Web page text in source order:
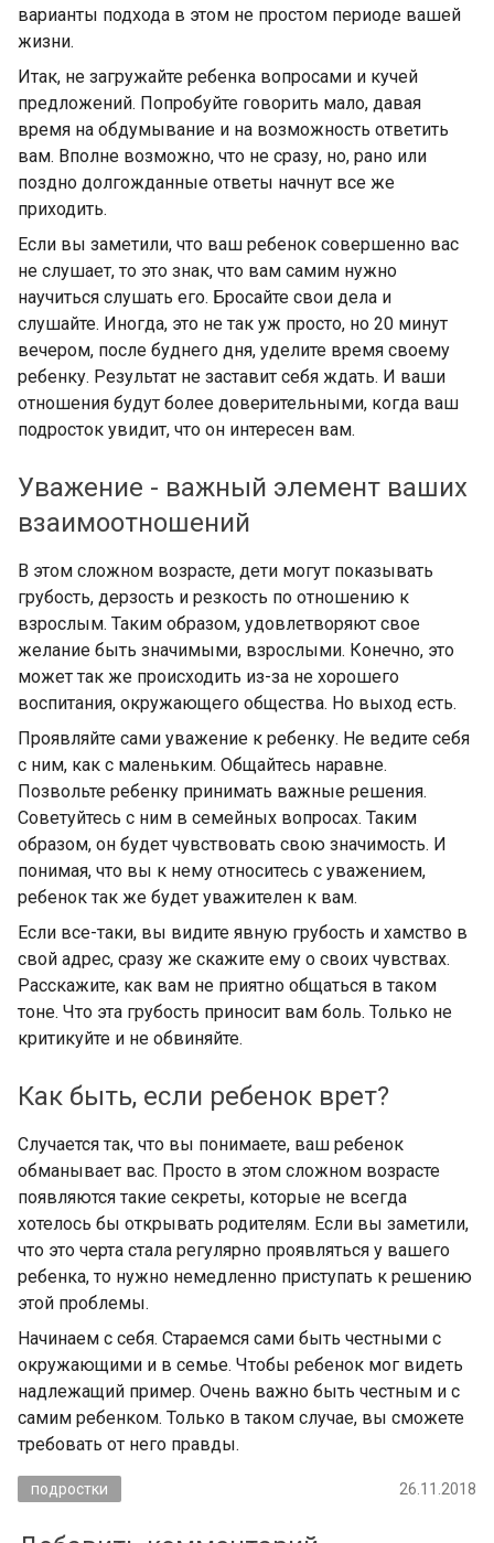
варианты подхода в этом не простом периоде вашей
жизни.
Итак, не загружайте ребенка вопросами и кучей
предложений. Попробуйте говорить мало, давая
время на обдумывание и на возможность ответить
вам. Вполне возможно, что не сразу, но, рано или
поздно долгожданные ответы начнут все же
приходить.
Если вы заметили, что ваш ребенок совершенно вас
не слушает, то это знак, что вам самим нужно
научиться слушать его. Бросайте свои дела и
слушайте. Иногда, это не так уж просто, но 20 минут
вечером, после буднего дня, уделите время своему
ребенку. Результат не заставит себя ждать. И ваши
отношения будут более доверительными, когда ваш
подросток увидит, что он интересен вам.
Уважение - важный элемент ваших
взаимоотношений
В этом сложном возрасте, дети могут показывать
грубость, дерзость и резкость по отношению к
взрослым. Таким образом, удовлетворяют свое
желание быть значимыми, взрослыми. Конечно, это
может так же происходить из-за не хорошего
воспитания, окружающего общества. Но выход есть.
Проявляйте сами уважение к ребенку. Не ведите себя
с ним, как с маленьким. Общайтесь наравне.
Позвольте ребенку принимать важные решения.
Советуйтесь с ним в семейных вопросах. Таким
образом, он будет чувствовать свою значимость. И
понимая, что вы к нему относитесь с уважением,
ребенок так же будет уважителен к вам.
Если все-таки, вы видите явную грубость и хамство в
свой адрес, сразу же скажите ему о своих чувствах.
Расскажите, как вам не приятно общаться в таком
тоне. Что эта грубость приносит вам боль. Только не
критикуйте и не обвиняйте.
Как быть, если ребенок врет?
Случается так, что вы понимаете, ваш ребенок
обманывает вас. Просто в этом сложном возрасте
появляются такие секреты, которые не всегда
хотелось бы открывать родителям. Если вы заметили,
что это черта стала регулярно проявляться у вашего
ребенка, то нужно немедленно приступать к решению
этой проблемы.
Начинаем с себя. Стараемся сами быть честными с
окружающими и в семье. Чтобы ребенок мог видеть
надлежащий пример. Очень важно быть честным и с
самим ребенком. Только в таком случае, вы сможете
требовать от него правды.
подростки 26.11.2018